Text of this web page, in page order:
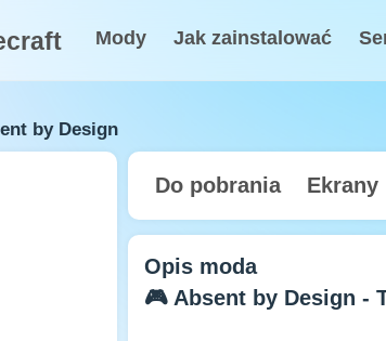
Mody Jak zainstalować
by Design
Do pobrania Ekrany
Opis moda
🎮 Absent by Design -